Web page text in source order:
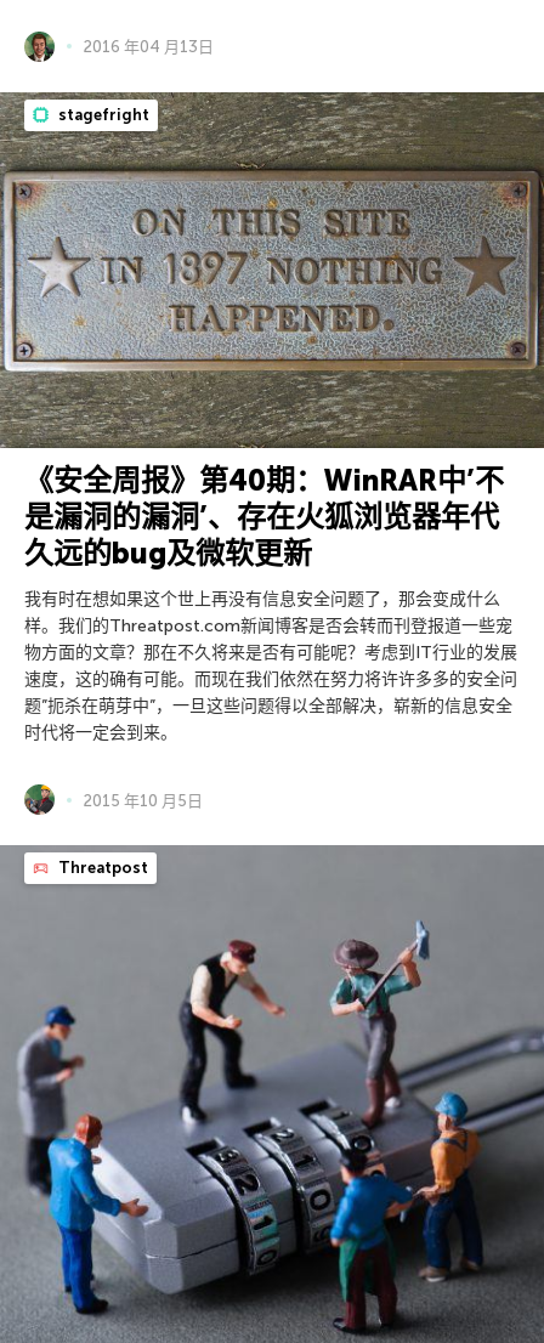
2016 年04 月13日
stagefright
《安全周报》第40期：WinRAR中’不
是漏洞的漏洞’、存在火狐浏览器年代
久远的bug及微软更新
我有时在想如果这个世上再没有信息安全问题了，那会变成什么
样。我们的Threatpost.com新闻博客是否会转而刊登报道一些宠
物方面的文章？那在不久将来是否有可能呢？考虑到IT行业的发展
速度，这的确有可能。而现在我们依然在努力将许许多多的安全问
题”扼杀在萌芽中”，一旦这些问题得以全部解决，崭新的信息安全
时代将一定会到来。
2015 年10 月5日
Threatpost